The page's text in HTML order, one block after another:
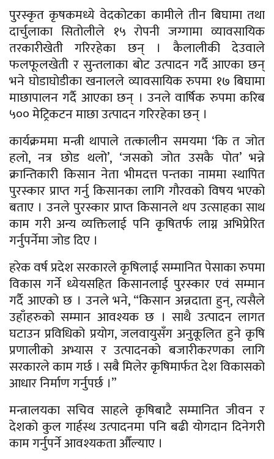
पुरस्कृत कृषकमध्ये वेदकोटका कामीले तीन बिघामा तथा
दार्चुलाका सितोलीले १५ रोपनी जग्गामा व्यावसायिक
तरकारीखेती गरिरहेका छन् । कैलालीकी देउवाले
फलफूलखेती र सुन्तलाका बोट उत्पादन गर्दै आएका छन्
भने घोडाघोडीका खनालले व्यावसायिक रुपमा १७ बिघामा
माछापालन गर्दै आएका छन् । उनले वार्षिक रुपमा करिब
५०० मेट्रिकटन माछा उत्पादन गरिरहेका छन् ।
कार्यक्रममा मन्त्री थापाले तत्कालीन समयमा ‘कि त जोत
हलो, नत्र छोड थलो’, ‘जसको जोत उसकै पोत’ भन्ने
क्रान्तिकारी किसान नेता भीमदत्त पन्तका नाममा स्थापित
पुरस्कार प्राप्त गर्नु किसानका लागि गौरवको विषय भएको
बताए । उनले पुरस्कार प्राप्त किसानले थप उत्साहका साथ
काम गरी अन्य व्यक्तिलाई पनि कृषितर्फ लाग्न अभिप्रेरित
गर्नुपर्नेमा जोड दिए ।
हरेक वर्ष प्रदेश सरकारले कृषिलाई सम्मानित पेसाका रुपमा
विकास गर्ने ध्येयसहित किसानलाई पुरस्कार एवं सम्मान
गर्दै आएको छ । उनले भने, “किसान अन्नदाता हुन्, त्यसैले
उहाँहरुको सम्मान आवश्यक छ । साथै उत्पादन लागत
घटाउन प्रविधिको प्रयोग, जलवायुसँग अनुकूलित हुने कृषि
प्रणालीको अभ्यास र उत्पादनको बजारीकरणका लागि
सरकारले काम गर्छ । सबै मिलेर कृषिमार्फत देश विकासको
आधार निर्माण गर्नुपर्छ ।”
मन्त्रालयका सचिव साहले कृषिबाटै सम्मानित जीवन र
देशको कुल गार्हस्थ उत्पादनमा पनि बढी योगदान दिनेगरी
काम गर्नुपर्ने आवश्यकता औँल्याए ।